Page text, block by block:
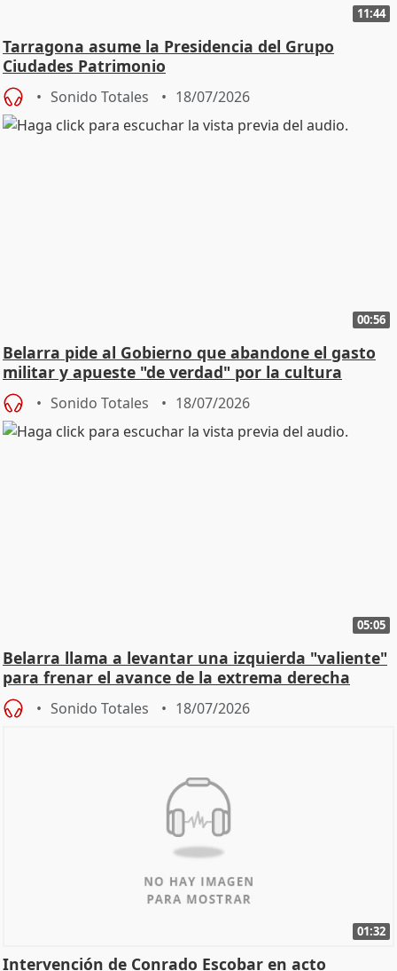
11:44
Tarragona asume la Presidencia del Grupo
Ciudades Patrimonio
Sonido Totales 18/07/2026
00:56
Belarra pide al Gobierno que abandone el gasto
militar y apueste "de verdad" por la cultura
Sonido Totales 18/07/2026
05:05
Belarra llama a levantar una izquierda "valiente"
para frenar el avance de la extrema derecha
Sonido Totales 18/07/2026
01:32
Intervención de Conrado Escobar en acto